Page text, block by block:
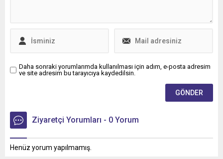
Daha sonraki yorumlarımda kullanılması için adım, e-posta adresim
ve site adresim bu tarayıcıya kaydedilsin.
Ziyaretçi Yorumları - 0 Yorum
Henüz yorum yapılmamış.